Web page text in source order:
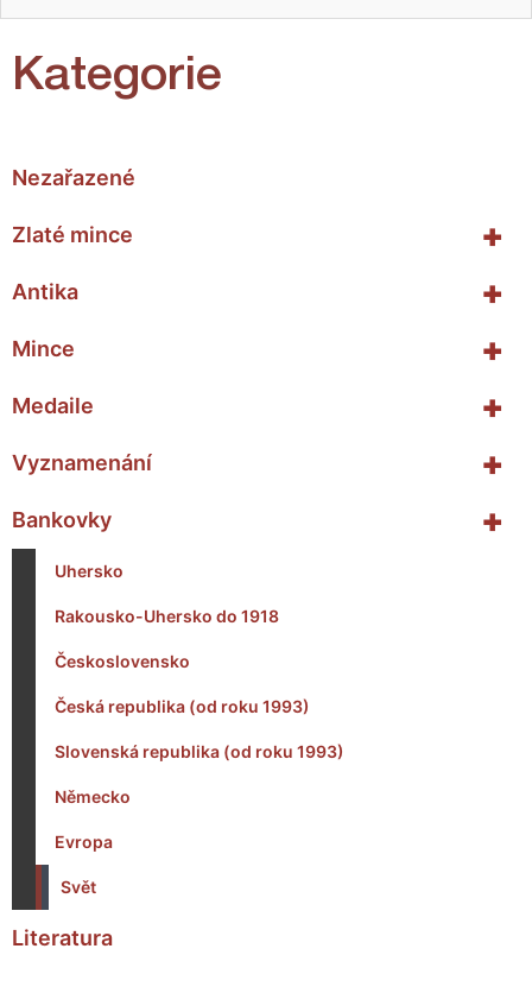
Kategorie
Nezařazené
+
Zlaté mince
+
Antika
+
Mince
+
Medaile
+
Vyznamenání
+
Bankovky
Uhersko
Rakousko-Uhersko do 1918
Československo
Česká republika (od roku 1993)
Slovenská republika (od roku 1993)
Německo
Evropa
Svět
Literatura